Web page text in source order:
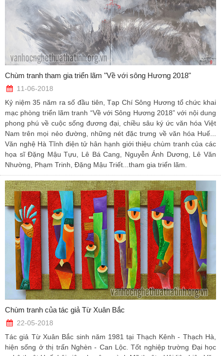
Chùm tranh tham gia triển lãm "Về với sông Hương 2018"
11-06-2018
Kỷ niệm 35 năm ra số đầu tiên, Tạp Chí Sông Hương tổ chức khai
mạc phòng triển lãm tranh “Về với Sông Hương 2018” với nội dung
phong phú về cuộc sống đương đại, chiều sâu ký ức văn hóa Việt
Nam trên mọi nẻo đường, những nét đặc trưng về văn hóa Huế...
Văn nghệ Hà Tĩnh điện tử hân hạnh giới thiệu chùm tranh của các
họa sĩ Đặng Mậu Tựu, Lê Bá Cang, Nguyễn Ánh Dương, Lê Văn
Nhường, Phạm Trinh, Đặng Mậu Triết...tham gia triển lãm.
Chùm tranh của tác giả Từ Xuân Bắc
22-05-2018
Tác giả Từ Xuân Bắc sinh năm 1981 tại Thạch Kênh - Thạch Hà,
hiện sống ở thị trấn Nghèn - Can Lộc. Tốt nghiệp trường Đại học